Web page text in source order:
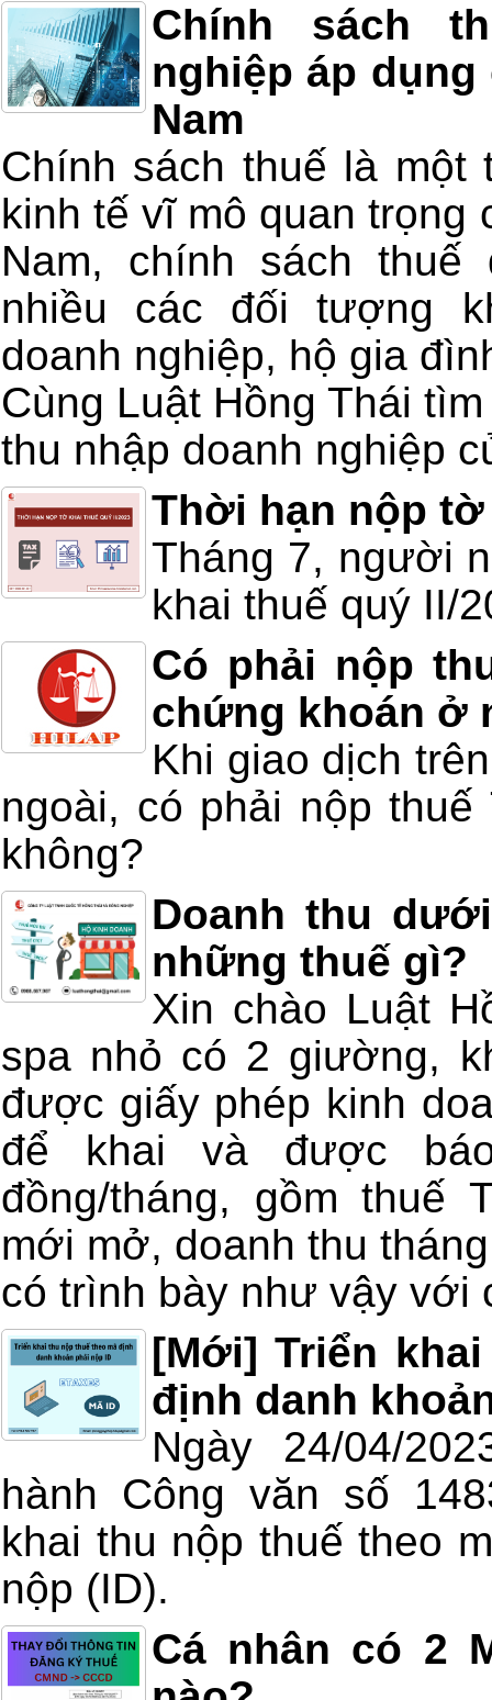
Chính sách
nghiệp áp
Nam
Chính sách thuế là một
kinh tế vĩ mô quan trọng
Nam, chính sách
nhiều các đối tượng
doanh nghiệp, hộ gia
Cùng Luật Hồng Thái
thu nhập doanh nghiệp
Thời hạn nộp tờ
Tháng 7, người
khai thuế quý II/
Có phải nộp
chứng khoán ở
Khi giao dịch
ngoài, có phải nộp
không?
Doanh thu
những thuế gì?
Xin chào Luật
spa nhỏ có 2 giường,
được giấy phép kinh
để khai và được
đồng/tháng, gồm thuế
mới mở, doanh thu
có trình bày như vậy với
[Mới] Triển
định danh
Ngày 24/04/
hành Công văn số
khai thu nộp thuế theo
nộp (ID).
Cá nhân có 2